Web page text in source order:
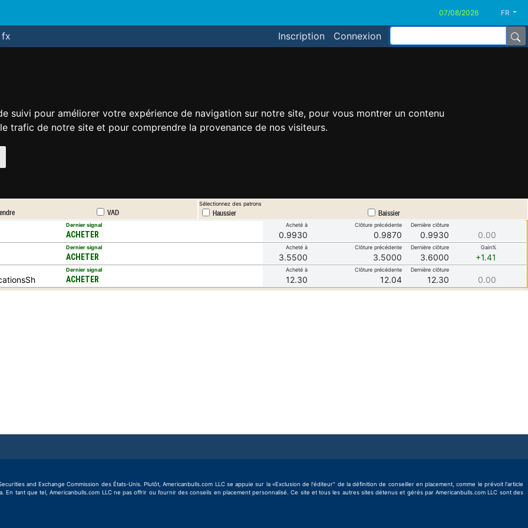
suivi pour améliorer votre expérience de navigation sur notre site, pour vous montrer un contenu
trafic de notre site et pour comprendre la provenance de nos visiteurs.
FR
Inscription Connexion
fx
VAD
Sélectionnez des patrons
Haussier Baissier
Dernier signal
ACHETER
Acheté à
0.9930
Clôture précédente
0.9870
Dernière clôture
0.9930 0.00
Dernier signal
ACHETER
Acheté à
3.5500
Clôture précédente
3.5000
Dernière clôture
3.6000
Gain%
+1.41
Dernier signal
ACHETER
Acheté à
12.30
Clôture précédente
12.04
Dernière clôture
12.30 0.00
and Exchange Commission des États-Unis. Plutôt, Americanbulls.com LLC se appuie sur la «Exclusion de l'éditeur" de la définition de conseiller en placement, comme le prévoit l'article
En tant que tel, Americanbulls.com LLC ne pas offrir ou fournir des conseils en placement personnalisé. Ce site et tous les autres sites détenus et gérés par Americanbulls.com LLC sont des